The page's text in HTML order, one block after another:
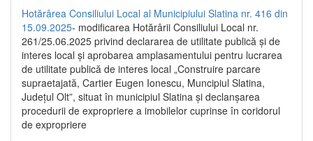
Hotărârea Consiliului Local al Municipiului Slatina nr. 416 din
15.09.2025- modificarea Hotărârii Consiliului Local nr.
261/25.06.2025 privind declararea de utilitate publică și de
interes local și aprobarea amplasamentului pentru lucrarea
de utilitate publică de interes local „Construire parcare
supraetajată, Cartier Eugen Ionescu, Muncipiul Slatina,
Județul Olt”, situat în municipiul Slatina și declanșarea
procedurii de expropriere a imobilelor cuprinse în coridorul
de expropriere